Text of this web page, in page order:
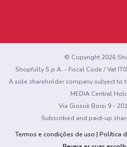
Encontrou algum problema no site ou no
© Copyright 2026
Shopfully S.p.A. - Fiscal Code / Vat
A sole shareholder company subject to
MEDIA Central
Via Giosuè Borsi 9 -
Subscribed and paid-up
Termos e condições de uso
Política